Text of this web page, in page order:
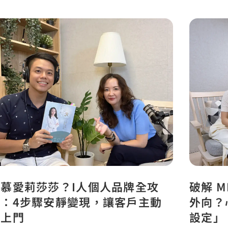
愛莉莎莎？I人個人品牌全攻
4步驟安靜變現，讓客戶主動
門
破解
外向
設定」